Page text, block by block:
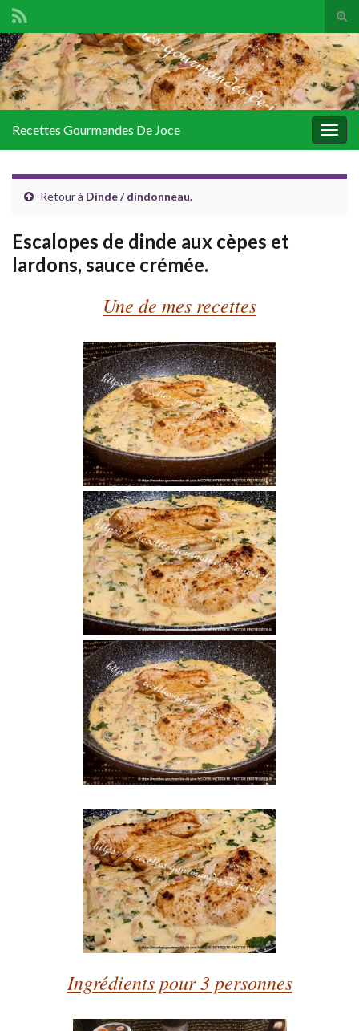
Search for:
Recettes Gourmandes De Joce
Retour à Dinde / dindonneau.
Escalopes de dinde aux cèpes et
lardons, sauce crémée.
Une de mes recettes
Ingrédients pour 3 personnes